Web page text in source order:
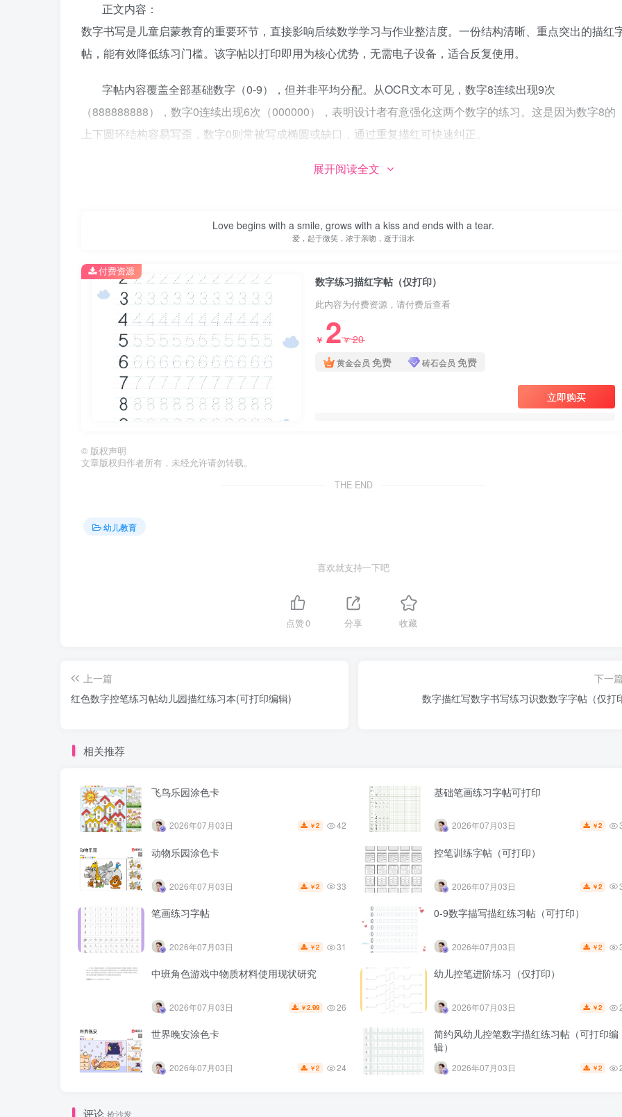
正文内容：
数字书写是儿童启蒙教育的重要环节，直接影响后续数学学习与作业整洁度。一份结构清晰、重点突出的描红
帖，能有效降低练习门槛。该字帖以打印即用为核心优势，无需电子设备，适合反复使用。
字帖内容覆盖全部基础数字（0-9），但并非平均分配。从OCR文本可见，数字8连续出现9次
（888888888），数字0连续出现6次（000000），表明设计者有意强化这两个数字的练习。这是因为数字8的
上下圆环结构容易写歪，数字0则常被写成椭圆或缺口，通过重复描红可快速纠正。
字帖采用双线描红（双Q）与单线描红结合的方式。双线描红提供内外两条轮廓线，引导书写者控制笔画粗
此外，字帖中出现的“●001”并非数字本身，而是练习序号，帮助使用者按顺序完成，避免跳页或遗漏。整
该字帖的适用场景非常广泛。在家庭中，家长可每日打印一页，作为10分钟书写作业；在学校里，教师可
其作为课堂热身练习或课后巩固材料；在培训机构中，可用于数字书写专项课的配套素材。由于仅需打印，无
网络或软件，特别适合资源有限的乡村学校或居家隔离期间的自主学习。
使用该字帖时，建议遵循以下步骤：先观察数字结构，再用铅笔沿虚线描红，最后在空白格中独立书写。
于数字8和0，可重点重复练习，直至写出圆润对称的形态。家长或教师应及时反馈，指出笔画起落位置、倾斜
角度等细节。
结论与建议：
该数字描红字帖通过针对性重复练习与双线引导设计，有效解决了儿童数字书写中的常见问题。核心价值在于
强化易错数字（8和0）、提供分层描红模板、实现即打即用。建议使用者每天练习一页，持续两周即可看到明
该字帖设计简洁实用，无冗余装饰，聚焦书写训练本身。重复练习策略科学合理，符合技能习得规律。唯一不
是未包含数字7的单独强化（OCR中未出现），但整体覆盖全面，适合作为基础入门材料。
2. 使用HB铅笔描红，便于擦除重写。
3. 每完成一行，暂停检查，纠正错误后再继续。
5. 配合数字儿歌或手指操，提升练习趣味性。
展开阅读全文
Love begins with a smile, grows with a kiss and ends with a tear.
爱，起于微笑，浓于亲吻，逝于泪水
数字练习描红字帖（仅打印）
此内容为付费资源，请付费后查看
￥ 2￥20
黄金会员 免费 砖石会员 免费
立即购买
付费资源
© 版权声明
文章版权归作者所有，未经允许请勿转载。
THE END
幼儿教育
喜欢就支持一下吧
点赞0 分享 收藏
上一篇
红色数字控笔练习帖幼儿园描红练习本(可打印编辑)
下一
数字描红写数字书写练习识数数字字帖（仅打
相关推荐
飞鸟乐园涂色卡
2026年07月03日 ￥2 42
基础笔画练习字帖可打印
2026年07月03日 ￥2
动物乐园涂色卡
2026年07月03日 ￥2 33
控笔训练字帖（可打印）
2026年07月03日 ￥2
笔画练习字帖
2026年07月03日 ￥2 31
0-9数字描写描红练习帖（可打印）
2026年07月03日 ￥2
中班角色游戏中物质材料使用现状研究
2026年07月03日 ￥2.99 26
幼儿控笔进阶练习（仅打印）
2026年07月03日 ￥2
世界晚安涂色卡
2026年07月03日 ￥2 24
简约风幼儿控笔数字描红练习帖（可打印编
辑）
2026年07月03日 ￥2
评论 抢沙发